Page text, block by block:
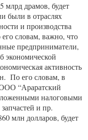
драмов, будет
были в отраслях
и производства
словам, важно, что
предприниматели,
экономической
активность
По его словам, в
“Араратский
налоговыми
и пр.
млн долларов, будет